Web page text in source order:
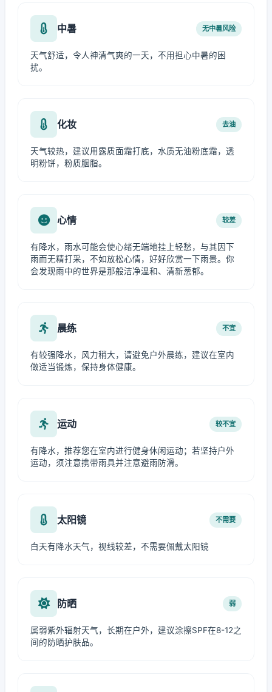
中暑 无中暑风险
天气舒适，令人神清气爽的一天，不用担心中暑的困
扰。
化妆 去油
天气较热，建议用露质面霜打底，水质无油粉底霜，透
明粉饼，粉质胭脂。
心情 较差
有降水，雨水可能会使心绪无端地挂上轻愁，与其因下
雨而无精打采，不如放松心情，好好欣赏一下雨景。你
会发现雨中的世界是那般洁净温和、清新葱郁。
晨练 不宜
有较强降水，风力稍大，请避免户外晨练，建议在室内
做适当锻炼，保持身体健康。
运动 较不宜
有降水，推荐您在室内进行健身休闲运动；若坚持户外
运动，须注意携带雨具并注意避雨防滑。
太阳镜 不需要
白天有降水天气，视线较差，不需要佩戴太阳镜
防晒 弱
属弱紫外辐射天气，长期在户外，建议涂擦SPF在8-12之
间的防晒护肤品。